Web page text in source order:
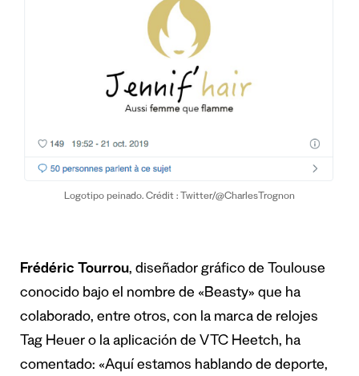
Logotipo peinado. Crédit : Twitter/@CharlesTrognon
Frédéric Tourrou, diseñador gráfico de Toulouse
conocido bajo el nombre de «Beasty» que ha
colaborado, entre otros, con la marca de relojes
Tag Heuer o la aplicación de VTC Heetch, ha
comentado: «Aquí estamos hablando de deporte,